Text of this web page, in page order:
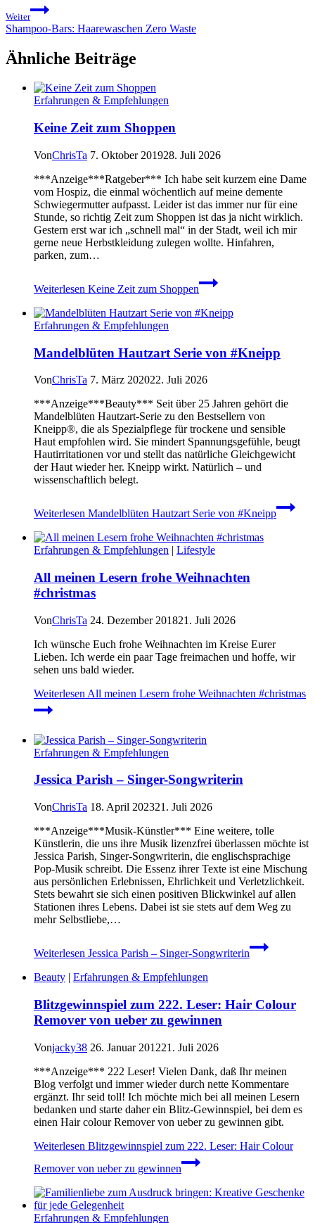
Weiter
Shampoo-Bars: Haarewaschen Zero Waste
Ähnliche Beiträge
Erfahrungen & Empfehlungen
Keine Zeit zum Shoppen
VonChrisTa 7. Oktober 201928. Juli 2026
***Anzeige***Ratgeber*** Ich habe seit kurzem eine Dame
vom Hospiz, die einmal wöchentlich auf meine demente
Schwiegermutter aufpasst. Leider ist das immer nur für eine
Stunde, so richtig Zeit zum Shoppen ist das ja nicht wirklich.
Gestern erst war ich „schnell mal“ in der Stadt, weil ich mir
gerne neue Herbstkleidung zulegen wollte. Hinfahren,
parken, zum…
Weiterlesen Keine Zeit zum Shoppen
Erfahrungen & Empfehlungen
Mandelblüten Hautzart Serie von #Kneipp
VonChrisTa 7. März 202022. Juli 2026
***Anzeige***Beauty*** Seit über 25 Jahren gehört die
Mandelblüten Hautzart-Serie zu den Bestsellern von
Kneipp®, die als Spezialpflege für trockene und sensible
Haut empfohlen wird. Sie mindert Spannungsgefühle, beugt
Hautirritationen vor und stellt das natürliche Gleichgewicht
der Haut wieder her. Kneipp wirkt. Natürlich – und
wissenschaftlich belegt.
Weiterlesen Mandelblüten Hautzart Serie von #Kneipp
Erfahrungen & Empfehlungen | Lifestyle
All meinen Lesern frohe Weihnachten
#christmas
VonChrisTa 24. Dezember 201821. Juli 2026
Ich wünsche Euch frohe Weihnachten im Kreise Eurer
Lieben. Ich werde ein paar Tage freimachen und hoffe, wir
sehen uns bald wieder.
Weiterlesen All meinen Lesern frohe Weihnachten #christmas
Erfahrungen & Empfehlungen
Jessica Parish – Singer-Songwriterin
VonChrisTa 18. April 202321. Juli 2026
***Anzeige***Musik-Künstler*** Eine weitere, tolle
Künstlerin, die uns ihre Musik lizenzfrei überlassen möchte ist
Jessica Parish, Singer-Songwriterin, die englischsprachige
Pop-Musik schreibt. Die Essenz ihrer Texte ist eine Mischung
aus persönlichen Erlebnissen, Ehrlichkeit und Verletzlichkeit.
Stets bewahrt sie sich einen positiven Blickwinkel auf allen
Stationen ihres Lebens. Dabei ist sie stets auf dem Weg zu
mehr Selbstliebe,…
Weiterlesen Jessica Parish – Singer-Songwriterin
Beauty | Erfahrungen & Empfehlungen
Blitzgewinnspiel zum 222. Leser: Hair Colour
Remover von ueber zu gewinnen
Vonjacky38 26. Januar 201221. Juli 2026
***Anzeige*** 222 Leser! Vielen Dank, daß Ihr meinen
Blog verfolgt und immer wieder durch nette Kommentare
ergänzt. Ihr seid toll! Ich möchte mich bei all meinen Lesern
bedanken und starte daher ein Blitz-Gewinnspiel, bei dem es
einen Hair colour Remover von ueber zu gewinnen gibt.
Weiterlesen Blitzgewinnspiel zum 222. Leser: Hair Colour
Remover von ueber zu gewinnen
Erfahrungen & Empfehlungen